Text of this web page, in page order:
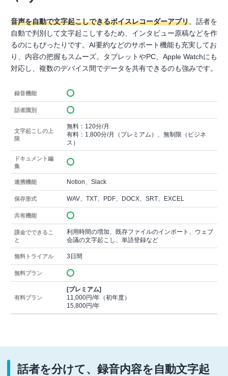
音声を自動で文字起こしできるボイスレコーダーアプリ。話者を
自動で判別して文字起こしするため、インタビュー原稿などを作
るのにもぴったりです。AI要約などのサポート機能も充実してお
り、内容の把握もスムーズ。タブレットやPC、Apple Watchにも
対応し、複数のデバイス間でデータを共有できるのも強みです。
録音機能
話者識別
文字起こしの上
限
無料：120分/月
有料：1,800分/月（プレミアム）、無制限（ビジネ
ス）
ドキュメント編
集
連携機能 Notion、Slack
保存形式 WAV、TXT、PDF、DOCX、SRT、EXCEL
共有機能
課金でできるこ
と
利用時間の増加、既存ファイルのインポート、ウェブ
会議の文字起こし、単語登録など
無料トライアル 3日間
無料プラン
有料プラン
[プレミアム]
11,000円/年（初年度）
15,800円/年
話者を分けて、録音内容を自動文字起